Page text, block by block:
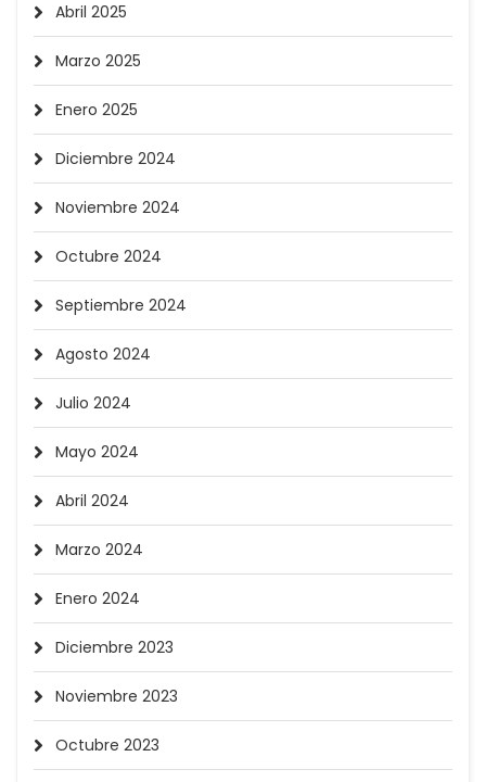
Abril 2025
Marzo 2025
Enero 2025
Diciembre 2024
Noviembre 2024
Octubre 2024
Septiembre 2024
Agosto 2024
Julio 2024
Mayo 2024
Abril 2024
Marzo 2024
Enero 2024
Diciembre 2023
Noviembre 2023
Octubre 2023